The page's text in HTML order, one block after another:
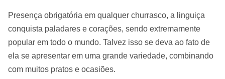
Presença obrigatória em qualquer churrasco, a linguiça
conquista paladares e corações, sendo extremamente
popular em todo o mundo. Talvez isso se deva ao fato de
ela se apresentar em uma grande variedade, combinando
com muitos pratos e ocasiões.